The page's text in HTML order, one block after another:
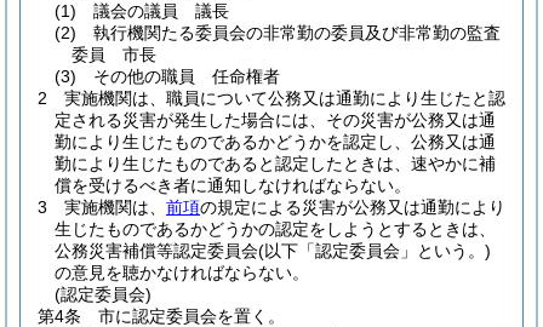
(1)
議会の議員 議長
(2)
執行機関たる委員会の非常勤の委員及び非常勤の監査
委員 市長
(3)
その他の職員 任命権者
2
実施機関は、職員について公務又は通勤により生じたと認
定される災害が発生した場合には、その災害が公務又は通
勤により生じたものであるかどうかを認定し、公務又は通
勤により生じたものであると認定したときは、速やかに補
償を受けるべき者に通知しなければならない。
3
実施機関は、 前項の規定による災害が公務又は通勤により
生じたものであるかどうかの認定をしようとするときは、
公務災害補償等認定委員会(以下「認定委員会」という。)
の意見を聴かなければならない。
(認定委員会)
第4条
市に認定委員会を置く。